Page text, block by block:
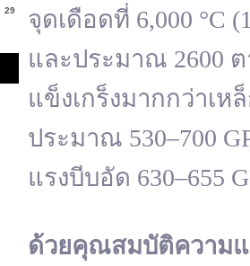
29
จุดเดือดที่ 6,000 °C
และประมาณ 2600
แข็งเกร็งมากกว่าเ
ประมาณ 530–700
แรงบีบอัด 630–655
ด้วยคุณสมบัติความแ